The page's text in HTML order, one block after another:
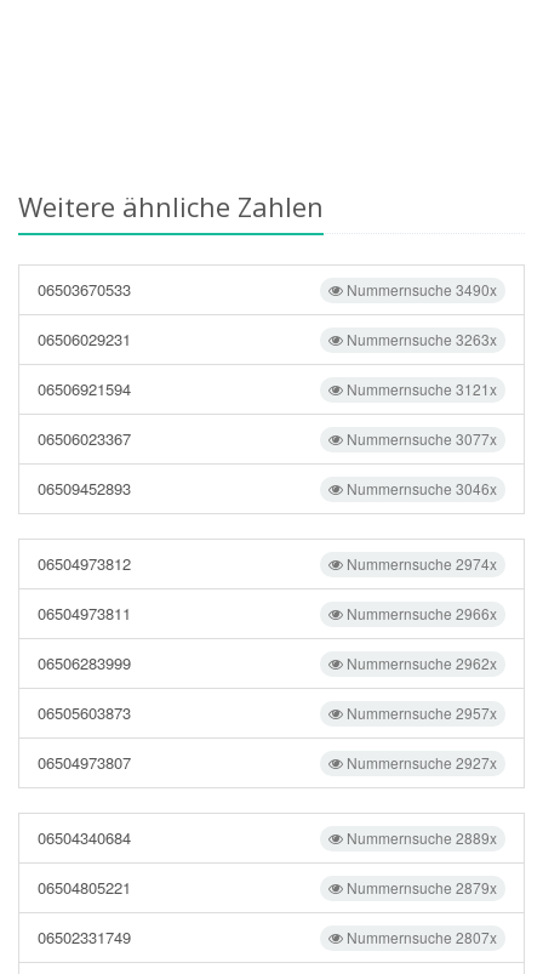
Weitere ähnliche Zahlen
Nummernsuche 3490x
06503670533
Nummernsuche 3263x
06506029231
Nummernsuche 3121x
06506921594
Nummernsuche 3077x
06506023367
Nummernsuche 3046x
06509452893
Nummernsuche 2974x
06504973812
Nummernsuche 2966x
06504973811
Nummernsuche 2962x
06506283999
Nummernsuche 2957x
06505603873
Nummernsuche 2927x
06504973807
Nummernsuche 2889x
06504340684
Nummernsuche 2879x
06504805221
Nummernsuche 2807x
06502331749